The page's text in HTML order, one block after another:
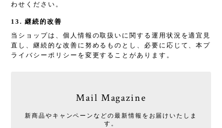
わせください。
13. 継続的改善
当ショップは、個人情報の取扱いに関する運用状況を適宜見
直し、継続的な改善に努めるものとし、必要に応じて、本プ
ライバシーポリシーを変更することがあります。
Mail Magazine
新商品やキャンペーンなどの最新情報をお届けいたしま
す。